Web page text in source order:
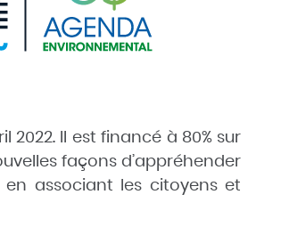
2022. Il est financé à 80% sur
façons d’appréhender
associant les citoyens et